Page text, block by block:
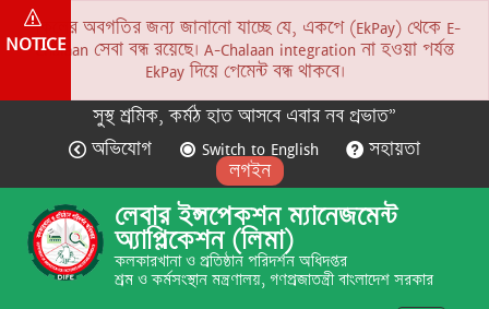
NOTICE
সকলের অবগতির জন্য জানানো যাচ্ছে যে, একপে (EkPay) থেকে E-
Chalaan সেবা বন্ধ রয়েছে। A-Chalaan integration না হওয়া পর্যন্ত
EkPay দিয়ে পেমেন্ট বন্ধ থাকবে।
সুস্থ শ্রমিক, কর্মঠ হাত আসবে এবার নব প্রভাত”
অভিযোগ
Switch to English
সহায়তা
লগইন
লেবার ইন্সপেকশন ম্যানেজমেন্ট
অ্যাপ্লিকেশন (লিমা)
কলকারখানা ও প্রতিষ্ঠান পরিদর্শন অধিদপ্তর
শ্রম ও কর্মসংস্থান মন্ত্রণালয়, গণপ্রজাতন্ত্রী বাংলাদেশ সরকার